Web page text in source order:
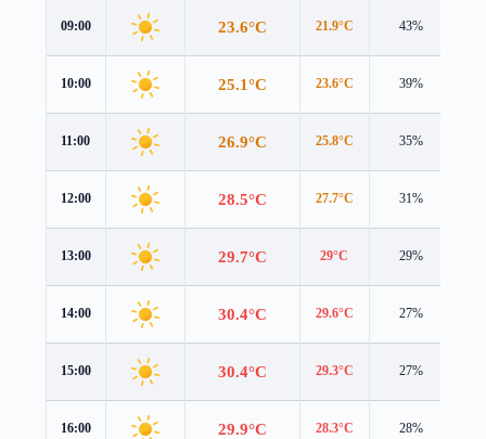
09:00 23.6°C 21.9°C 43%
10:00 25.1°C 23.6°C 39%
11:00 26.9°C 25.8°C 35%
12:00 28.5°C 27.7°C 31%
13:00 29.7°C 29°C 29%
14:00 30.4°C 29.6°C 27%
15:00 30.4°C 29.3°C 27%
16:00 29.9°C 28.3°C 28%